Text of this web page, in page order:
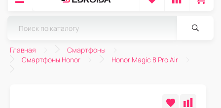
Главная
Смартфоны
Смартфоны Honor
Honor Magic 8 Pro Air